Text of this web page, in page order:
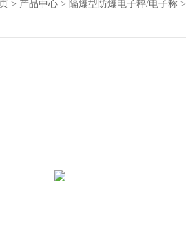
> 产品中心 > 隔爆型防爆电子秤/电子称 >